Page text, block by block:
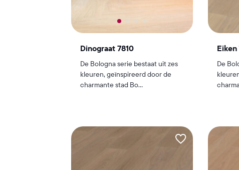
Dinograat 7810
De Bologna serie bestaat uit zes
kleuren, geïnspireerd door de
charmante stad Bo...
Eiken
De